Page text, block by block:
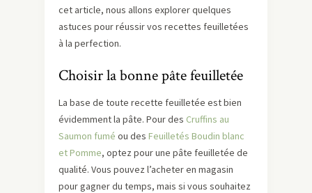
cet article, nous allons explorer quelques
astuces pour réussir vos recettes feuilletées
à la perfection.
Choisir la bonne pâte feuilletée
La base de toute recette feuilletée est bien
évidemment la pâte. Pour des Cruffins au
Saumon fumé ou des Feuilletés Boudin blanc
et Pomme, optez pour une pâte feuilletée de
qualité. Vous pouvez l’acheter en magasin
pour gagner du temps, mais si vous souhaitez